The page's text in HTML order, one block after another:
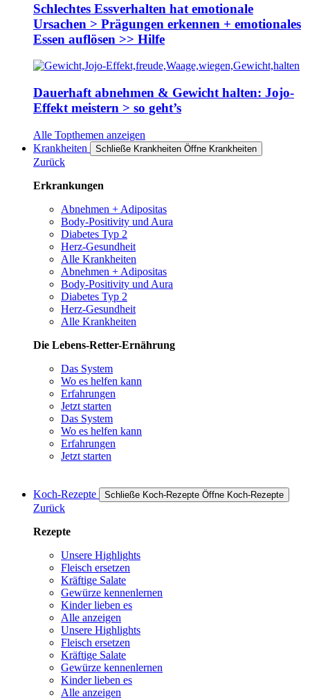
Schlechtes Essverhalten hat emotionale
Ursachen > Prägungen erkennen + emotionales
Essen auflösen >> Hilfe
Dauerhaft abnehmen & Gewicht halten: Jojo-
Effekt meistern > so geht’s
Alle Topthemen anzeigen
Krankheiten
Schließe Krankheiten Öffne Krankheiten
Zurück
Erkrankungen
Abnehmen + Adipositas
Body-Positivity und Aura
Diabetes Typ 2
Herz-Gesundheit
Alle Krankheiten
Abnehmen + Adipositas
Body-Positivity und Aura
Diabetes Typ 2
Herz-Gesundheit
Alle Krankheiten
Die Lebens-Retter-Ernährung
Das System
Wo es helfen kann
Erfahrungen
Jetzt starten
Das System
Wo es helfen kann
Erfahrungen
Jetzt starten
Koch-Rezepte Schließe Koch-Rezepte Öffne Koch-Rezepte
Zurück
Rezepte
Unsere Highlights
Fleisch ersetzen
Kräftige Salate
Gewürze kennenlernen
Kinder lieben es
Alle anzeigen
Unsere Highlights
Fleisch ersetzen
Kräftige Salate
Gewürze kennenlernen
Kinder lieben es
Alle anzeigen